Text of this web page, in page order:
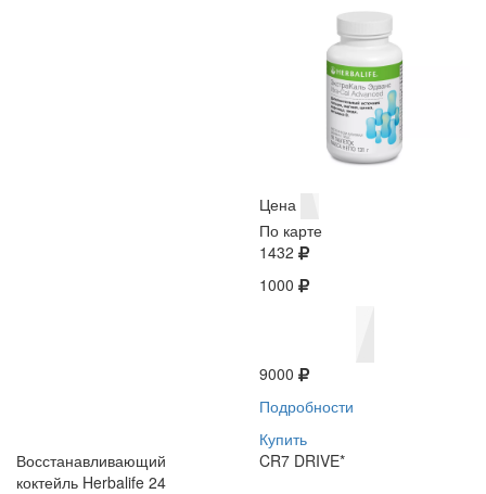
Цена
По карте
1432
1000
9000
Подробности
Купить
Восстанавливающий
коктейль Herbalife 24
CR7 DRIVE*